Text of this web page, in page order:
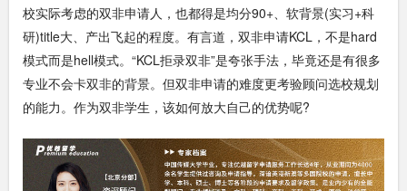
校实际考虑的双非申请人，也都得是均分90+、软背景(实习+科
研)title大、产出飞起的程度。有言道，双非申请KCL，不是hard
模式而是hell模式。“KCL拒录双非”是夸张手法，毕竟还是有很多
专业不会卡双非的背景。但双非申请的难度更考验顾问选校规划
的能力。作为双非学生，该如何放大自己的优势呢?